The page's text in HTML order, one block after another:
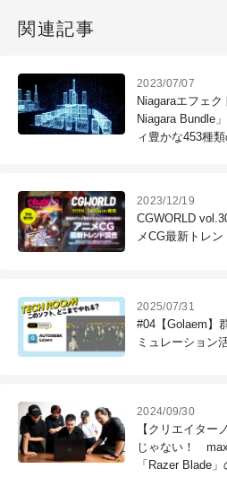
関連記事
2023/07/07
Niagaraエフェ
Niagara Bundle
ィ豊かな453種
2023/12/19
CGWORLD
メCG最新トレ
2025/07/31
#04【Golaem】
ミュレーション
2024/09/30
【クリエイター
じゃない！
「Razer Blade